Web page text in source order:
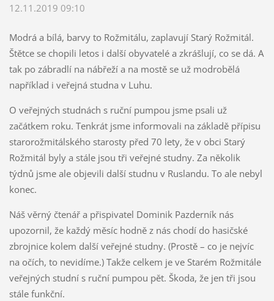
12.11.2019 09:10
Modrá a bílá, barvy to Rožmitálu, zaplavují Starý Rožmitál.
Štětce se chopili letos i další obyvatelé a zkrášlují, co se dá. A
tak po zábradlí na nábřeží a na mostě se už modrobělá
například i veřejná studna v Luhu.
O veřejných studnách s ruční pumpou jsme psali už
začátkem roku. Tenkrát jsme informovali na základě přípisu
starorožmitálského starosty před 70 lety, že v obci Starý
Rožmitál byly a stále jsou tři veřejné studny. Za několik
týdnů jsme ale objevili další studnu v Ruslandu. To ale nebyl
konec.
Náš věrný čtenář a přispivatel Dominik Pazderník nás
upozornil, že každý měsíc hodně z nás chodí do hasičské
zbrojnice kolem další veřejné studny. (Prostě – co je nejvíc
na očích, to nevidíme.) Takže celkem je ve Starém Rožmitále
veřejných studní s ruční pumpou pět. Škoda, že jen tři jsou
stále funkční.